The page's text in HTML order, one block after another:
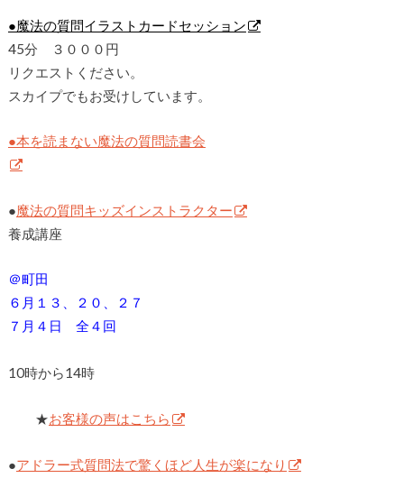
●魔法の質問イラストカードセッション
45分 ３０００円
リクエストください。
スカイプでもお受けしています。
●本を読まない魔法の質問読書会
●魔法の質問キッズインストラクター
養成講座
＠町田
６月１３、２０、２７
７月４日 全４回
10時から14時
★お客様の声はこちら
●アドラー式質問法で驚くほど人生が楽になり